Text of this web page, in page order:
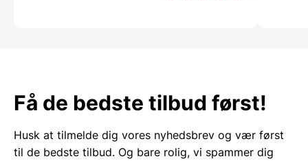
Få de bedste tilbud først!
Husk at tilmelde dig vores nyhedsbrev og vær først
til de bedste tilbud. Og bare rolig, vi spammer dig